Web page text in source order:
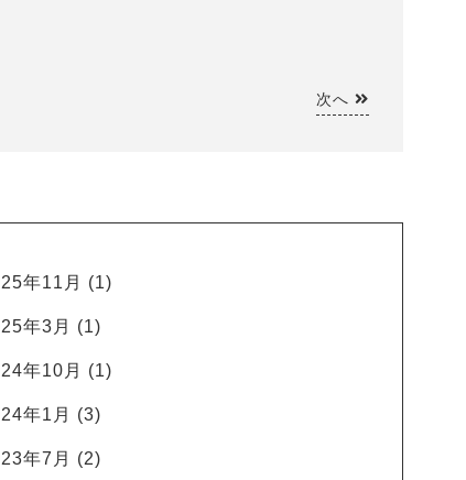
次へ
年11月 (1)
年3月 (1)
年10月 (1)
年1月 (3)
年7月 (2)